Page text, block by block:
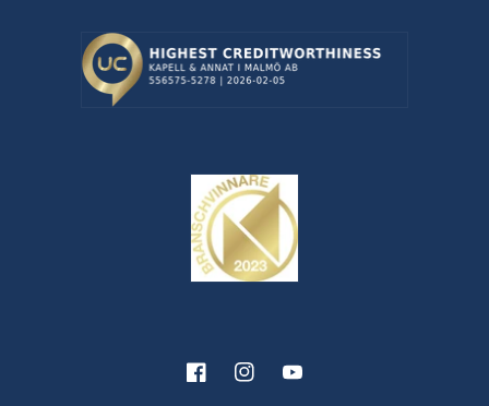
FacebookInstagramYouTube